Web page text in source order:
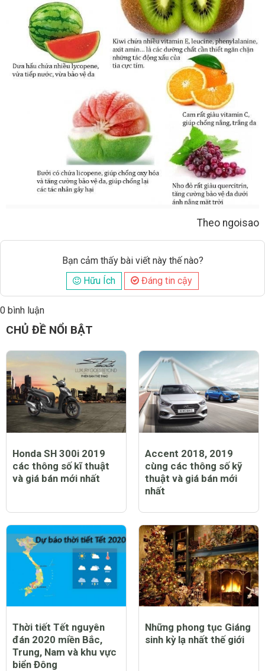
Theo ngoisao
Bạn cảm thấy bài viết này thế nào?
Hữu Ích
Đáng tin cậy
0 bình luận
CHỦ ĐỀ NỔI BẬT
và giá bán mới nhất
thuật và giá bán mới
nhất